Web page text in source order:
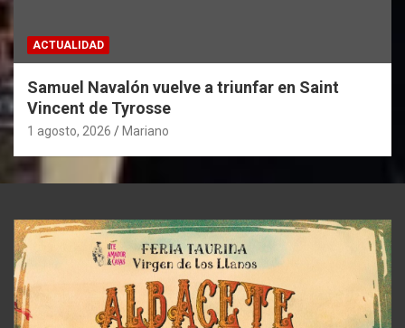
ACTUALIDAD
Samuel Navalón vuelve a triunfar en Saint
Vincent de Tyrosse
1 agosto, 2026 Mariano